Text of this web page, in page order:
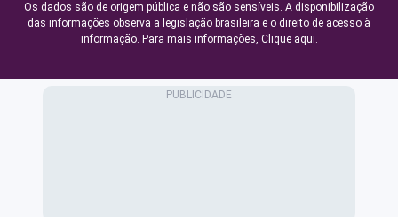
Os dados são de origem pública e não são sensíveis. A disponibilização
das informações observa a legislação brasileira e o direito de acesso à
informação. Para mais informações, Clique aqui.